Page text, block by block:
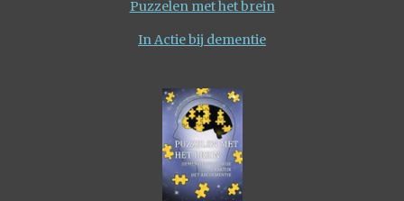
Puzzelen met het brein
In Actie bij dementie